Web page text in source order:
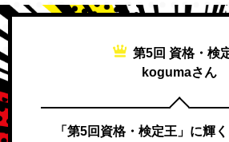
第5回 資格・検
kogumaさん
「第5回資格・検定王」に輝